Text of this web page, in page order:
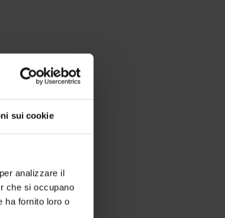
sui cookie
analizzare il
che si occupano
ha fornito loro o